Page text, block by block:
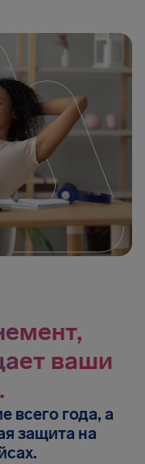
ваши
всего года, а
защита на